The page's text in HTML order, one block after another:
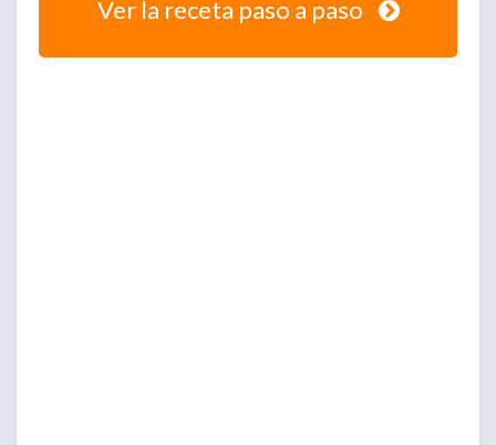
Ver la receta paso a paso